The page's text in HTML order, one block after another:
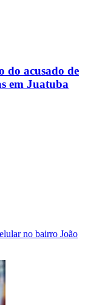
do acusado de
em Juatuba
no bairro João